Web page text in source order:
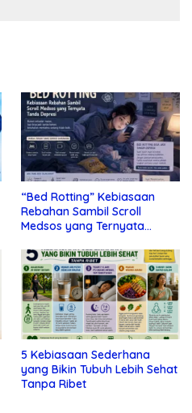
“Bed Rotting” Kebiasaan
Rebahan Sambil Scroll
Medsos yang Ternyata
5 Kebiasaan Sederhana
yang Bikin Tubuh Lebih Sehat
Tanpa Ribet